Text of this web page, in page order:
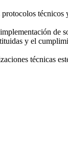
técnicos
de
y el
técnicas